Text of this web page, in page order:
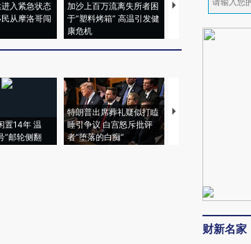
入紧急状态
从摩洛哥闯
加沙上百万流离失所者困
于“塑料烤箱” 高温引发健
康危机
视线｜HYROX的吸
心“花钱找虐”？
置14年 温
”邮轮侧翻
特朗普出席葬礼疑似打瞌
睡引争议 白宫怒斥批评
者“堕落的白痴”
视线｜全球最热百城
财新名家